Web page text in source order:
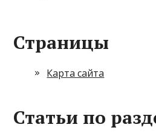
Страницы
Карта сайта
Статьи по